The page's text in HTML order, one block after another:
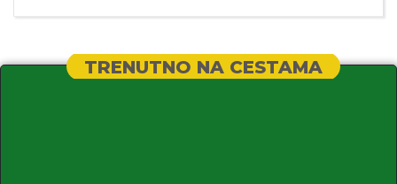
TRENUTNO NA CESTAMA